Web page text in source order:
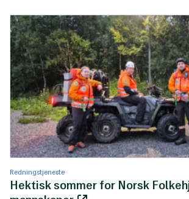
Redningstjeneste
Hektisk sommer for Norsk